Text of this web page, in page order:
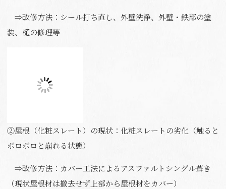
⇒改修方法：シール打ち直し、外壁洗浄、外壁・鉄部の塗
装、樋の修理等
②屋根（化粧スレート）の現状：化粧スレートの劣化（触ると
ボロボロと崩れる状態）
⇒改修方法：カバー工法によるアスファルトシングル葺き
（現状屋根材は撤去せず上部から屋根材をカバー）